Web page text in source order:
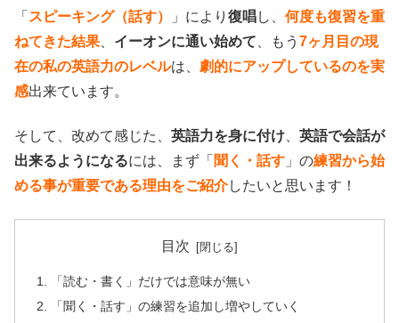
「 スピーキング（話す） 」により 復唱し、 何度も復習を重
ねてきた結果
イーオンに通い始めて 、もう 7ヶ月目の現
在の私の英語力のレベルは、 劇的にアップしているのを実
感出来ています。
そして、改めて感じた、 英語力を身に付け
英語で会話が
出来るようになるには、まず「 聞く・話す 」の練習から始
める事が重要である理由をご紹介したいと思います！
目次
「読む・書く」だけでは意味が無い
「聞く・話す」の練習を追加し増やしていく